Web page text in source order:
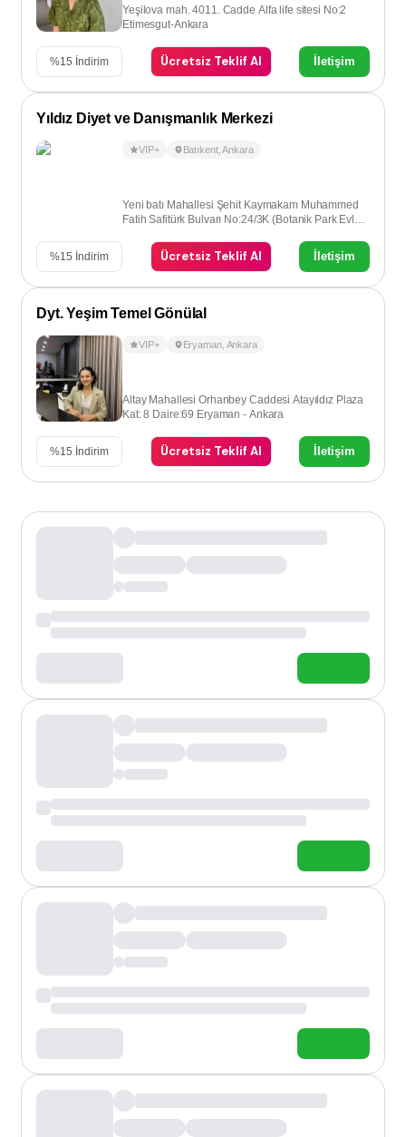
Yeşilova mah. 4011. Cadde Alfa life sitesi No:2
Etimesgut-Ankara
%15 İndirim Ücretsiz Teklif Al İletişim
Yıldız Diyet ve Danışmanlık Merkezi
VIP+ Batıkent,Ankara
Yeni batı Mahallesi Şehit Kaymakam Muhammed
Fatih Safitürk Bulvarı No:24/3K (Botanik Park Evleri
%15 İndirim Ücretsiz Teklif Al İletişim
Dyt. Yeşim Temel Gönülal
VIP+ Eryaman, Ankara
Altay Mahallesi Orhanbey Caddesi Atayıldız Plaza
Kat: 8 Daire:69 Eryaman - Ankara
%15 İndirim Ücretsiz Teklif Al İletişim